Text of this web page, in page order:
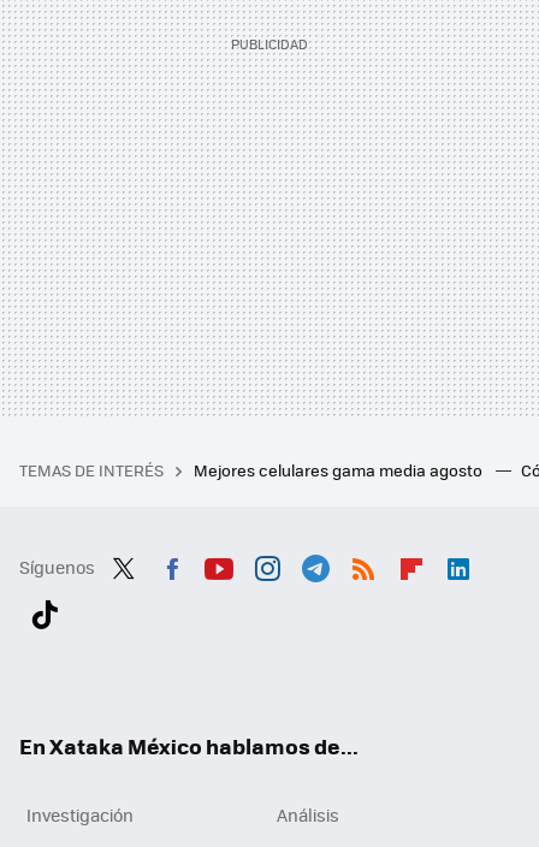
TEMAS DE INTERÉS Mejores celulares gama media agosto
Síguenos
En Xataka México hablamos de...
Investigación
Análisis